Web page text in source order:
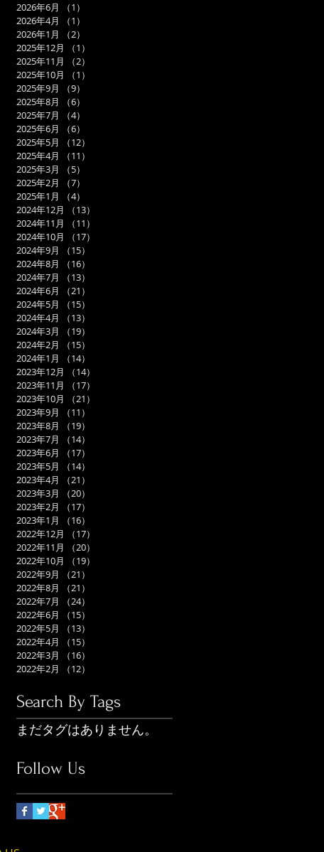
2026年6月 （1）
2026年4月
（1）
2026年1月
（2）
2025年12月
（1）
2025年11月
（2）
2025年10月
（1）
2025年9月
（9）
2025年8月
（6）
2025年7月
（4）
2025年6月
（6）
2025年5月
（12）
2025年4月
（11）
2025年3月
（5）
2025年2月
（7）
2025年1月
（4）
2024年12月
（13）
2024年11月
（11）
2024年10月
（17）
2024年9月
（15）
2024年8月
（16）
2024年7月
（13）
2024年6月
（21）
2024年5月
（15）
2024年4月
（13）
2024年3月
（19）
2024年2月
（15）
2024年1月
（14）
2023年12月
（14）
2023年11月
（17）
2023年10月
（21）
2023年9月
（11）
2023年8月
（19）
2023年7月
（14）
2023年6月
（17）
2023年5月
（14）
2023年4月
（21）
2023年3月
（20）
2023年2月
（17）
2023年1月
（16）
2022年12月
（17）
2022年11月
（20）
2022年10月
（19）
2022年9月
（21）
2022年8月
（21）
2022年7月
（24）
2022年6月
（15）
2022年5月
（13）
2022年4月
（15）
2022年3月
（16）
2022年2月
（12）
Search By Tags
まだタグはありません。
Follow Us